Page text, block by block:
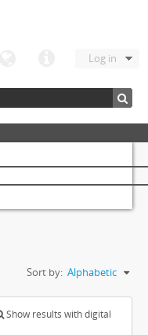
Log in
Sort by: Alphabetic
Show results with digital